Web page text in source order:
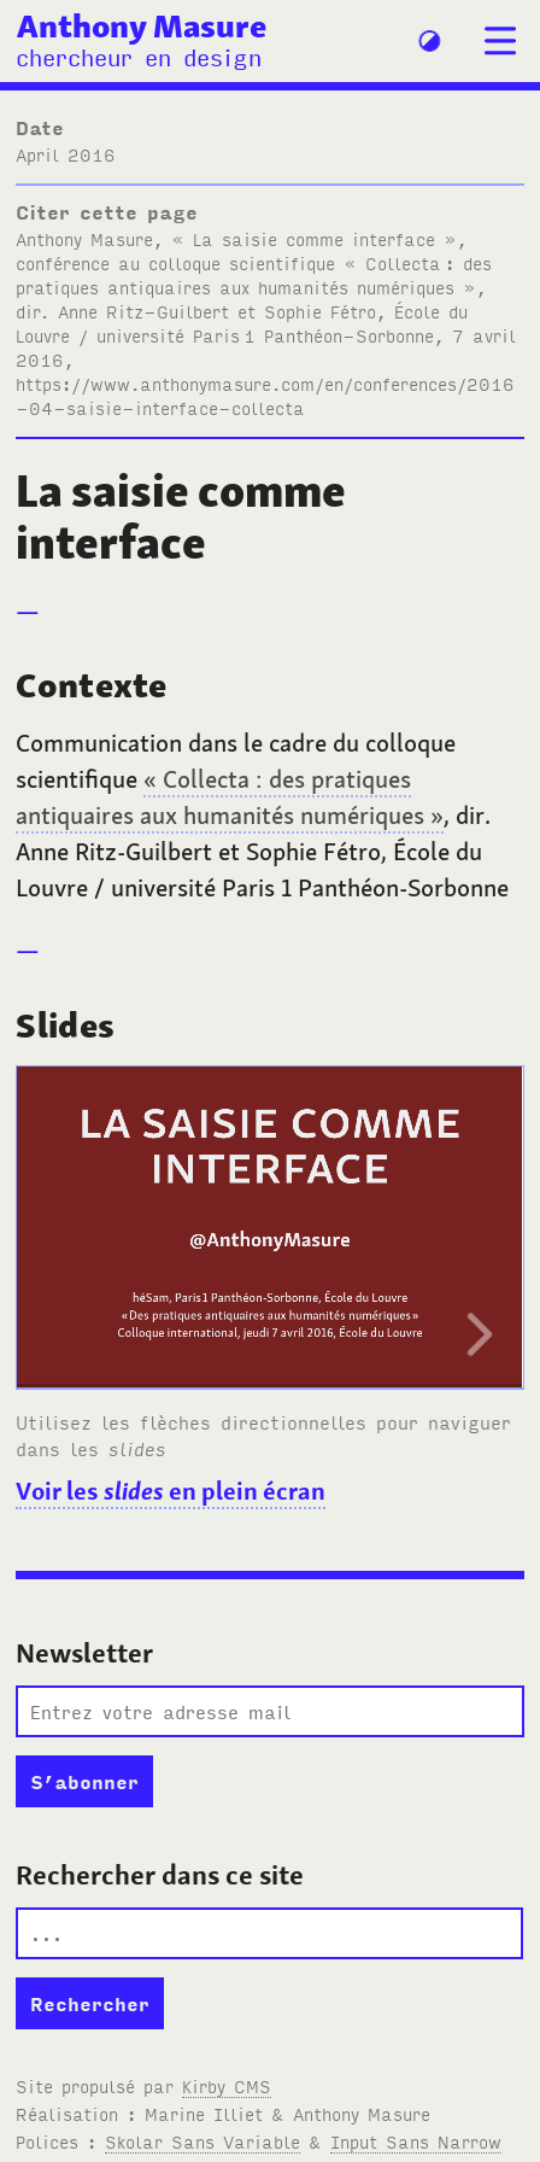
Anthony Masure
chercheur en design
Date
April 2016
Citer cette page
Anthony Masure, « La saisie comme interface »,
conférence au colloque scientifique « Collecta : des
pratiques antiquaires aux humanités numériques » ,
dir. Anne Ritz-Guilbert et Sophie Fétro, École du
Louvre / université Paris 1 Panthéon-Sorbonne, 7 avril
2016,
https://www.anthonymasure.com/en/conferences/2016
-04-saisie-interface-collecta
La saisie comme
interface
Contexte
Communication dans le cadre du colloque
scientifique « Collecta : des pratiques
antiquaires aux humanités numériques », dir.
Anne Ritz-Guilbert et Sophie Fétro, École du
Louvre / université Paris 1 Panthéon-Sorbonne
Slides
Utilisez les flèches directionnelles pour naviguer
dans les slides
Voir lesslides en plein écran
Newsletter
Rechercher dans ce site
Site propulsé par Kirby CMS
Réalisation : Marine Illiet & Anthony Masure
Polices : Skolar Sans Variable & Input Sans Narrow